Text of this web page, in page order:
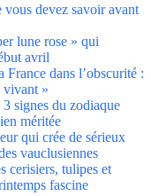
devez savoir avant
lune rose » qui
avril
France dans l’obscurité :
vivant »
signes du zodiaque
méritée
qui crée de sérieux
vauclusiennes
cerisiers, tulipes et
fascine